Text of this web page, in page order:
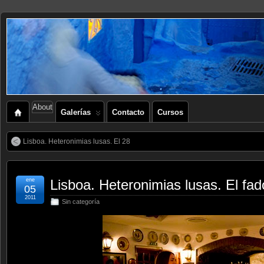
About
Galerías Contacto Cursos
Lisboa. Heteronimias lusas. El 28
Lisboa. Heteronimias lusas. El
Sin categoría
ene
05
2011